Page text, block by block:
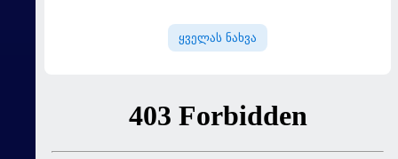
ყველას ნახვა